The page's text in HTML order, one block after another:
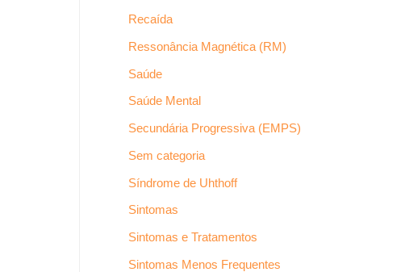
Recaída
Ressonância Magnética (RM)
Saúde
Saúde Mental
Secundária Progressiva (EMPS)
Sem categoria
Síndrome de Uhthoff
Sintomas
Sintomas e Tratamentos
Sintomas Menos Frequentes